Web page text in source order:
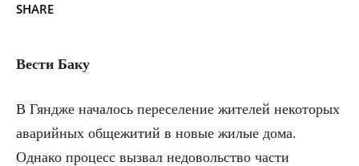
SHARE
Вести Баку
В Гяндже началось переселение жителей некоторых
аварийных общежитий в новые жилые дома.
Однако процесс вызвал недовольство части